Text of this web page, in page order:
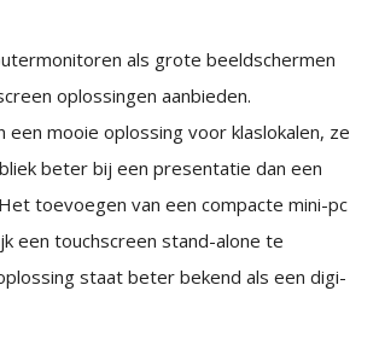
als grote beeldschermen
oplossingen aanbieden.
een mooie oplossing voor klaslokalen, ze
beter bij een presentatie dan een
toevoegen van een compacte mini-pc
een touchscreen stand-alone te
staat beter bekend als een digi-